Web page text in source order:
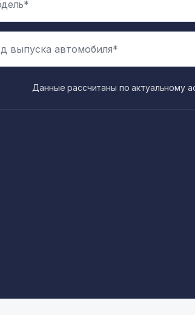
выпуска автомобиля*
Данные рассчитаны по актуальному